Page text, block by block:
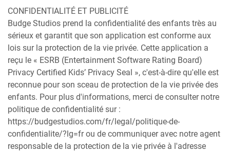
CONFIDENTIALITÉ ET PUBLICITÉ
Budge Studios prend la confidentialité des enfants très au
sérieux et garantit que son application est conforme aux
lois sur la protection de la vie privée. Cette application a
reçu le « ESRB (Entertainment Software Rating Board)
Privacy Certified Kids’ Privacy Seal », c'est-à-dire qu'elle est
reconnue pour son sceau de protection de la vie privée des
enfants. Pour plus d'informations, merci de consulter notre
politique de confidentialité sur :
https://budgestudios.com/fr/legal/politique-de-
confidentialite/?lg=fr ou de communiquer avec notre agent
responsable de la protection de la vie privée à l'adresse